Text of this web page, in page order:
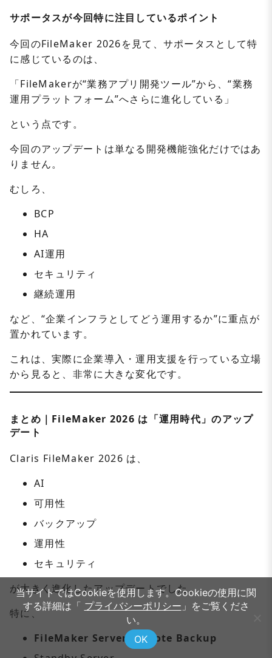
サポータスが今回特に注目しているポイント
今回のFileMaker 2026を見て、サポータスとして特
に感じているのは、
「FileMakerが“業務アプリ開発ツール”から、“業務
運用プラットフォーム”へさらに進化している」
という点です。
今回のアップデートは単なる開発機能強化だけではあ
りません。
むしろ、
BCP
HA
AI運用
セキュリティ
継続運用
など、“企業インフラとしてどう運用するか”に重点が
置かれています。
これは、実際に企業導入・運用支援を行っている立場
から見ると、非常に大きな変化です。
まとめ｜FileMaker 2026 は「運用時代」のアップ
デート
Claris FileMaker 2026 は、
AI
可用性
バックアップ
運用性
セキュリティ
が大きく進化したアップデートでした。
特に、
FileMaker Server Remote Backup
当サイトではCookieを使用します。Cookieの使用に関
する詳細は「 プライバシーポリシー 」をご覧くださ
い。
OK